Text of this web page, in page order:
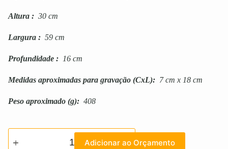
Altura : 30 cm
Largura : 59 cm
Profundidade : 16 cm
Medidas aproximadas para gravação (CxL): 7 cm x 18 cm
Peso aproximado (g): 408
Adicionar ao Orçamento